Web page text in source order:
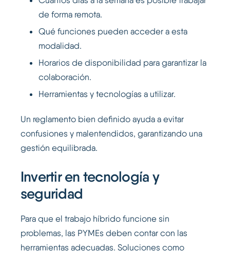
de forma remota.
Qué funciones pueden acceder a esta
modalidad.
Horarios de disponibilidad para garantizar la
colaboración.
Herramientas y tecnologías a utilizar.
Un reglamento bien definido ayuda a evitar
confusiones y malentendidos, garantizando una
gestión equilibrada.
Invertir en tecnología y
seguridad
Para que el trabajo híbrido funcione sin
problemas, las PYMEs deben contar con las
herramientas adecuadas. Soluciones como